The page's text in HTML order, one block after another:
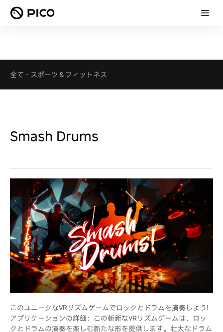
全て - スポーツ＆フィットネス
Smash Drums
このユニークなVRリズムゲームでロックとドラムを演奏しよう!
アプリケーションの詳細：この斬新なVRリズムゲームは、ロッ
クとドラムの演奏を楽しむ新たな形を提供します。壮大なドラム